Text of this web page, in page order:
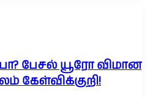
பேசல் யூரோ விமான
கேள்விக்குறி!